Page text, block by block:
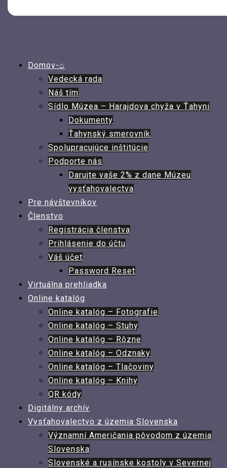
Domov-⌂
Vedecká rada
Náš tím
Sídlo Múzea – Harajdova chyža v Ťahyni
Dokumenty
Ťahynský smerovník
Spolupracujúce inštitúcie
Podporte nás
Darujte vaše 2% z dane Múzeu
vysťahovalectva
Pre návštevníkov
Členstvo
Registrácia členstva
Prihlásenie do účtu
Váš účet
Password Reset
Virtuálna prehliadka
Online katalóg
Online katalóg – Fotografie
Online katalóg – Stuhy
Online katalóg – Rôzne
Online katalóg – Odznaky
Online katalóg – Tlačoviny
Online katalóg – Knihy
QR kódy
Digitálny archív
Vysťahovalectvo z územia Slovenska
Významní Američania pôvodom z územia
Slovenska
Slovenské a rusínske kostoly v Severnej